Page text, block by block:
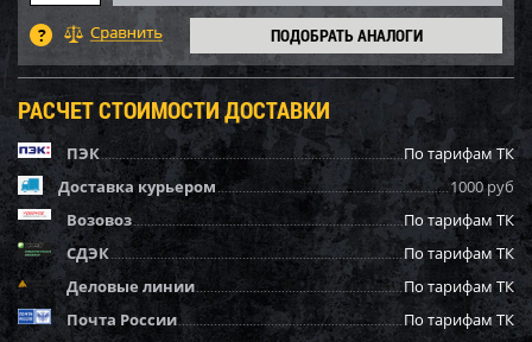
ПОДОБРАТЬ АНАЛОГИ
РАСЧЕТ СТОИМОСТИ ДОСТАВКИ
ПЭК
По тарифам ТК
Доставка курьером
1000 руб
Возовоз
По тарифам ТК
СДЭК
По тарифам ТК
Деловые линии
По тарифам ТК
Почта России
По тарифам ТК